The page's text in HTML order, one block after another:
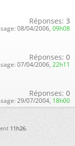
Réponses: 3
08/04/2006, 09h08
Réponses: 0
07/04/2006, 22h11
Réponses: 0
29/07/2004, 18h00
11h26.